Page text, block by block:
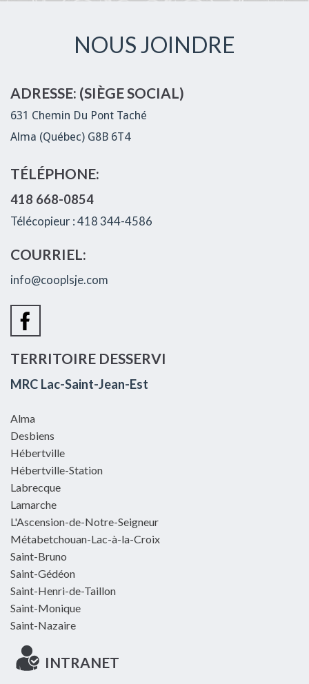
NOUS JOINDRE
ADRESSE: (SIÈGE SOCIAL)
631 Chemin Du Pont Taché
Alma (Québec) G8B 6T4
TÉLÉPHONE:
418 668-0854
Télécopieur : 418 344-4586
COURRIEL:
info@cooplsje.com
TERRITOIRE DESSERVI
MRC Lac-Saint-Jean-Est
Alma
Desbiens
Hébertville
Hébertville-Station
Labrecque
Lamarche
L'Ascension-de-Notre-Seigneur
Métabetchouan-Lac-à-la-Croix
Saint-Bruno
Saint-Gédéon
Saint-Henri-de-Taillon
Saint-Monique
Saint-Nazaire
INTRANET